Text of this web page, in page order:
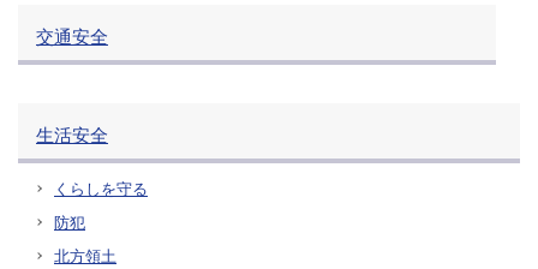
交通安全
生活安全
くらしを守る
防犯
北方領土